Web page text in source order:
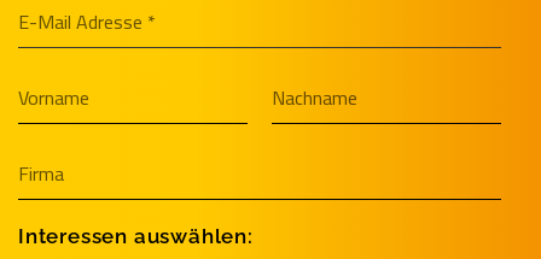
Interessen auswählen: